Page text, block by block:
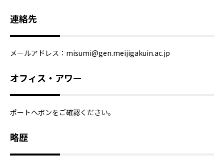
連絡先
メールアドレス：misumi@gen.meijigakuin.ac.jp
オフィス・アワー
ポートヘボンをご確認ください。
略歴